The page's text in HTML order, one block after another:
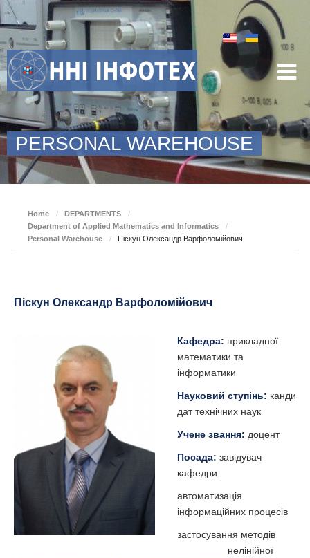
PERSONAL WAREHOUSE
Home / DEPARTMENTS
/
Department of Applied Mathematics and Informatics
/
Personal Warehouse
/ Піскун Олександр Варфоломійович
Піскун Олександр Варфоломійович
Кафедра: прикладної
математики та
інформатики
Науковий ступінь: канди
дат технічних наук
Учене звання: доцент
Посада: завідувач
кафедри
автоматизація
інформаційних процесів
застосування методів
нелінійної